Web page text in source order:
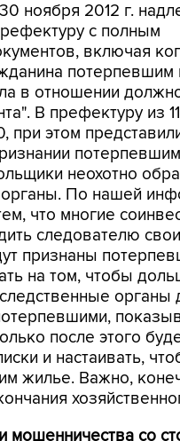
ноября 2012 г.
с полным
включая
потерпевшим
в отношении
В префектуру из
при этом
неохотно
По нашей
что многие
следователю
признаны
на том, чтобы
органы
после этого
и настаивать,
жилье. Важно,
мошенничества со